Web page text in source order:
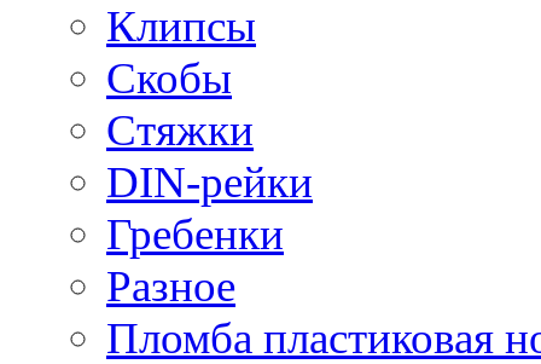
Клипсы
Скобы
Стяжки
DIN-рейки
Гребенки
Разное
Пломба пластиковая